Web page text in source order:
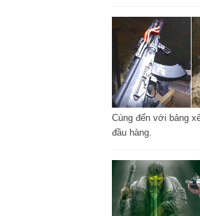
Cùng đến với bảng
đầu hàng.